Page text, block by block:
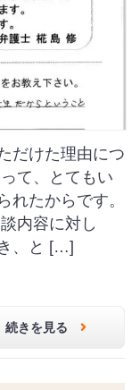
だけた理由につ
て、とてもい
れたからです。
内容に対し
、と […]
続きを見る